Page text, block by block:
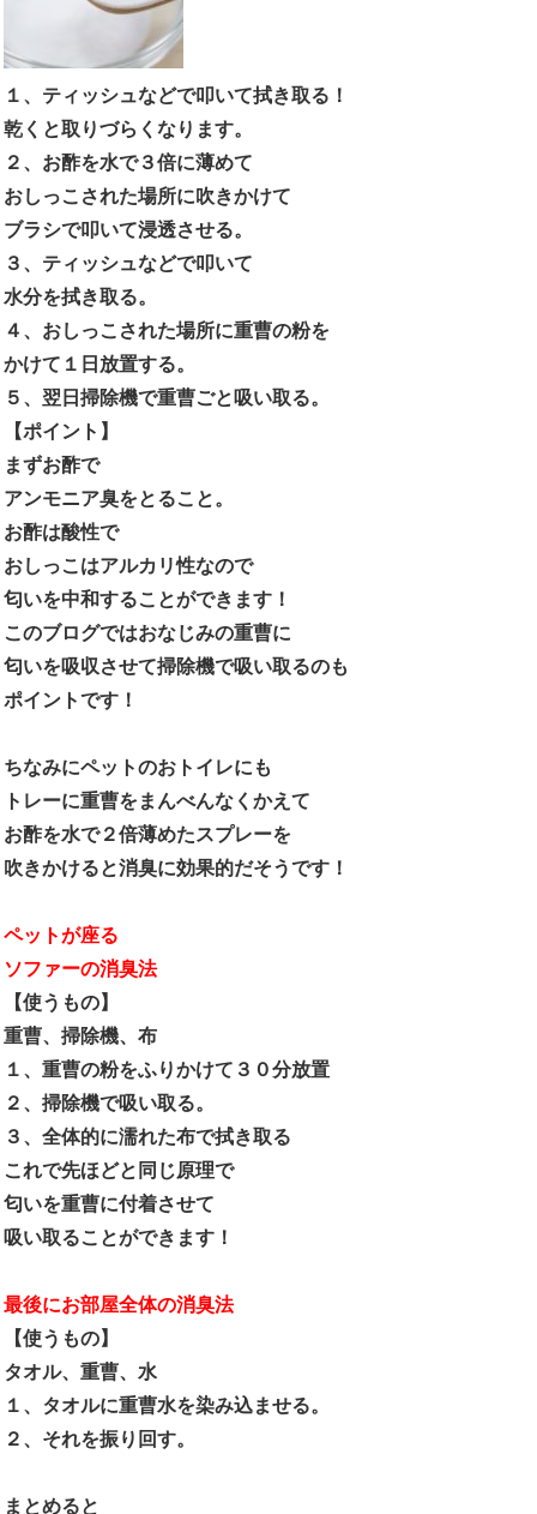
１、ティッシュなどで叩いて拭き取る！
乾くと取りづらくなります。
２、お酢を水で３倍に薄めて
おしっこされた場所に吹きかけて
ブラシで叩いて浸透させる。
３、ティッシュなどで叩いて
水分を拭き取る。
４、おしっこされた場所に重曹の粉を
かけて１日放置する。
５、翌日掃除機で重曹ごと吸い取る。
【ポイント】
まずお酢で
アンモニア臭をとること。
お酢は酸性で
おしっこはアルカリ性なので
匂いを中和することができます！
このブログではおなじみの重曹に
匂いを吸収させて掃除機で吸い取るのも
ポイントです！
ちなみにペットのおトイレにも
トレーに重曹をまんべんなくかえて
お酢を水で２倍薄めたスプレーを
吹きかけると消臭に効果的だそうです！
ペットが座る
ソファーの消臭法
【使うもの】
重曹、掃除機、布
１、重曹の粉をふりかけて３０分放置
２、掃除機で吸い取る。
３、全体的に濡れた布で拭き取る
これで先ほどと同じ原理で
匂いを重曹に付着させて
吸い取ることができます！
最後にお部屋全体の消臭法
【使うもの】
タオル、重曹、水
１、タオルに重曹水を染み込ませる。
２、それを振り回す。
まとめると